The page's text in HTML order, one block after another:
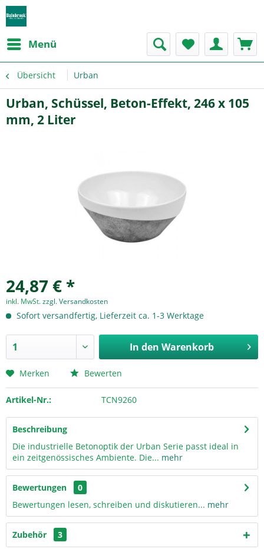
Menü
Übersicht Urban
Urban, Schüssel, Beton-Effekt, 246 x 105
mm, 2 Liter
24,87 € *
inkl. MwSt.zzgl. Versandkosten
Sofort versandfertig, Lieferzeit ca. 1-3 Werktage
In den Warenkorb
Merken Bewerten
Artikel-Nr.: TCN9260
Beschreibung
Die industrielle Betonoptik der Urban Serie passt ideal in
ein zeitgenössisches Ambiente. Die... mehr
Bewertungen
0
Bewertungen lesen, schreiben und diskutieren... mehr
Zubehör 3